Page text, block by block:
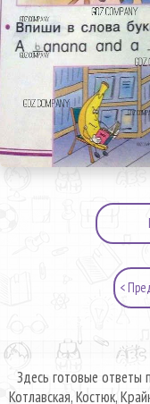
<
Здесь готовые ответы
Котлавская, Костюк,